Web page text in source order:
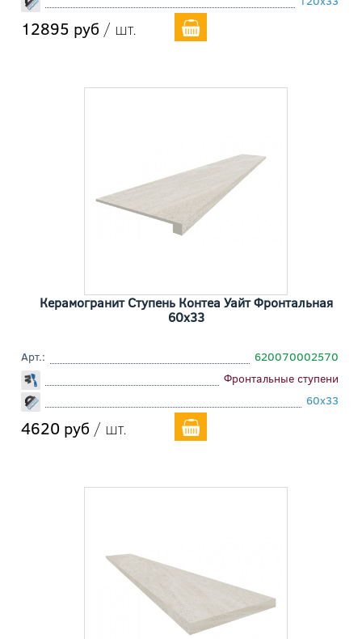
12895 руб / шт.
Керамогранит Ступень Контеа Уайт Фронтальная
60x33
Арт.:
620070002570
Фронтальные ступени
60x33
4620 руб / шт.